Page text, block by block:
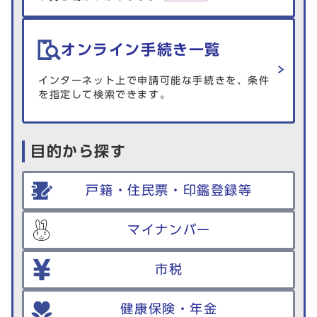
オンライン手続き一覧
インターネット上で申請可能な手続きを、条件
を指定して検索できます。
目的から探す
戸籍・住民票・印鑑登録等
マイナンバー
市税
健康保険・年金